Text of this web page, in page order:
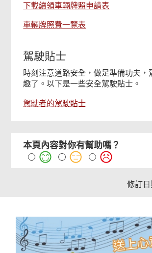
下載續領車輛牌照申請表
車輛牌照費一覽表
駕駛貼士
時刻注意道路安全，做足準備功夫，
趣了。以下是一些安全駕駛貼士。
駕駛者的駕駛貼士
本頁內容對你有幫助嗎？
修訂日